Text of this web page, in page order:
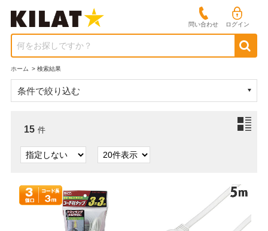
問い合わせ ログイン
何をお探しですか？
ホーム > 検索結果
条件で絞り込む
15 件